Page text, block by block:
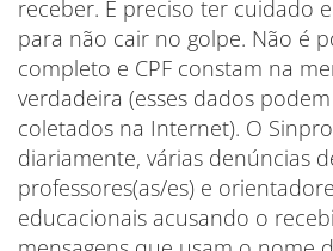
receber. É preciso ter cuidado
para não cair no golpe. Não é
completo e CPF constam na
verdadeira (esses dados
coletados na Internet). O
diariamente, várias denúncias
professores(as/es) e
educacionais acusando o